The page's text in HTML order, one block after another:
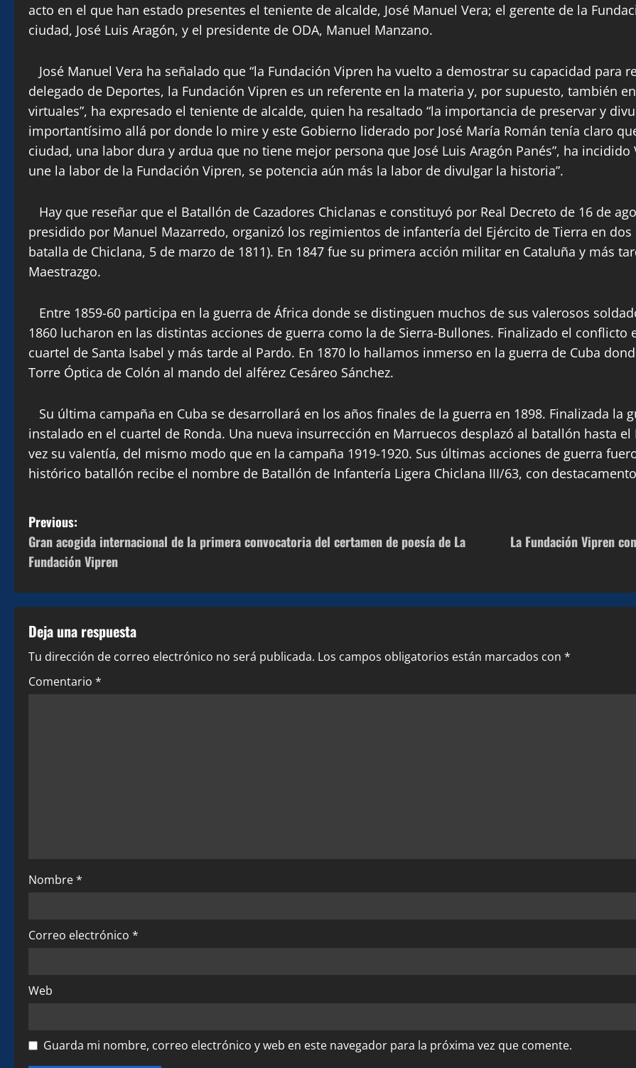
acto en el que han estado presentes el teniente de alcalde, José Manuel Vera; el gerente de la
ciudad, José Luis Aragón, y el presidente de ODA, Manuel Manzano.
José Manuel Vera ha señalado que “la Fundación Vipren ha vuelto a demostrar su capacidad para
delegado de Deportes, la Fundación Vipren es un referente en la materia y, por supuesto, también
virtuales”, ha expresado el teniente de alcalde, quien ha resaltado “la importancia de preservar y
importantísimo allá por donde lo mire y este Gobierno liderado por José María Román tenía claro
ciudad, una labor dura y ardua que no tiene mejor persona que José Luis Aragón Panés”, ha
une la labor de la Fundación Vipren, se potencia aún más la labor de divulgar la historia”.
Hay que reseñar que el Batallón de Cazadores Chiclanas e constituyó por Real Decreto de 16 de
presidido por Manuel Mazarredo, organizó los regimientos de infantería del Ejército de Tierra en
batalla de Chiclana, 5 de marzo de 1811). En 1847 fue su primera acción militar en Cataluña y más
Maestrazgo.
Entre 1859-60 participa en la guerra de África donde se distinguen muchos de sus valerosos
1860 lucharon en las distintas acciones de guerra como la de Sierra-Bullones. Finalizado el
cuartel de Santa Isabel y más tarde al Pardo. En 1870 lo hallamos inmerso en la guerra de Cuba
Torre Óptica de Colón al mando del alférez Cesáreo Sánchez.
Su última campaña en Cuba se desarrollará en los años finales de la guerra en 1898. Finalizada la
instalado en el cuartel de Ronda. Una nueva insurrección en Marruecos desplazó al batallón hasta
vez su valentía, del mismo modo que en la campaña 1919-1920. Sus últimas acciones de guerra
histórico batallón recibe el nombre de Batallón de Infantería Ligera Chiclana III/63, con
P
o
s
t
n
a
o
Previous:
Gran acogida internacional de la primera convocatoria del certamen de poesía de La
Fundación Vipren
La Fundación Vipren
Deja una respuesta
Tu dirección de correo electrónico no será publicada. Los campos obligatorios están marcados con *
Comentario *
Nombre*
Correo electrónico *
Web
Guarda mi nombre, correo electrónico y web en este navegador para la próxima vez que comente.